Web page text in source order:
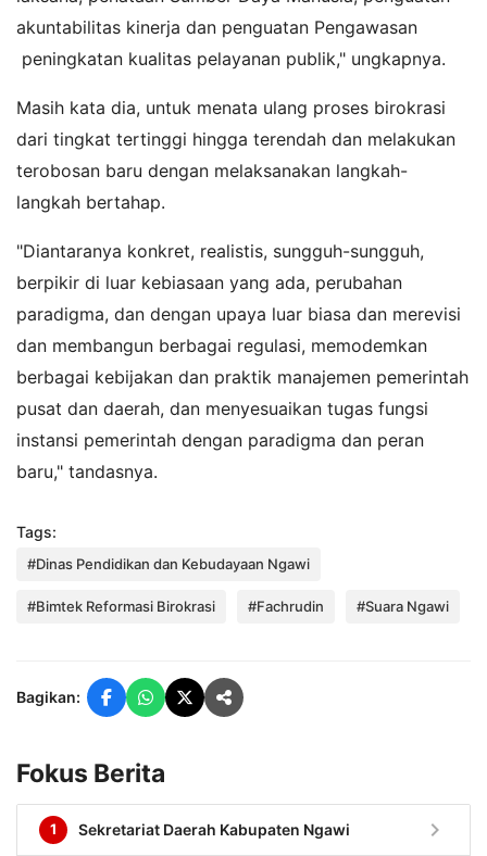
akuntabilitas kinerja dan penguatan Pengawasan
peningkatan kualitas pelayanan publik," ungkapnya.
Masih kata dia, untuk menata ulang proses birokrasi
dari tingkat tertinggi hingga terendah dan melakukan
terobosan baru dengan melaksanakan langkah-
langkah bertahap.
"Diantaranya konkret, realistis, sungguh-sungguh,
berpikir di luar kebiasaan yang ada, perubahan
paradigma, dan dengan upaya luar biasa dan merevisi
dan membangun berbagai regulasi, memodemkan
berbagai kebijakan dan praktik manajemen pemerintah
pusat dan daerah, dan menyesuaikan tugas fungsi
instansi pemerintah dengan paradigma dan peran
baru," tandasnya.
Tags:
#Dinas Pendidikan dan Kebudayaan Ngawi
#Bimtek Reformasi Birokrasi #Fachrudin #Suara Ngawi
Bagikan:
Fokus Berita
1 Sekretariat Daerah Kabupaten Ngawi chevron_right